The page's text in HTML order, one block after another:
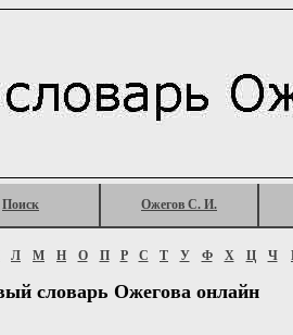
Поиск Ожегов С. И.
Л М Н О П Р С Т У Ф Х Ц Ч
словарь Ожегова онлайн